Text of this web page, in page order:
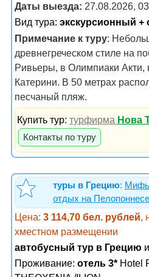
Даты выезда: 27.08.2026,
Вид тура: экскурсионный +
Примечание к туру:
древнегреческом стиле на
Ривьеры, в Олимпиаки Акти,
Катерини. В 50 метрах
песчаный пляж.
Купить тур:турфирма Нова
Контакты по туру
туры в Грецию: Мифы
отдых на
Цена: 3 114,70 бел. рублей,
хместном размещении
автобусный тур в Грецию
Проживание: отель 3* Hotel